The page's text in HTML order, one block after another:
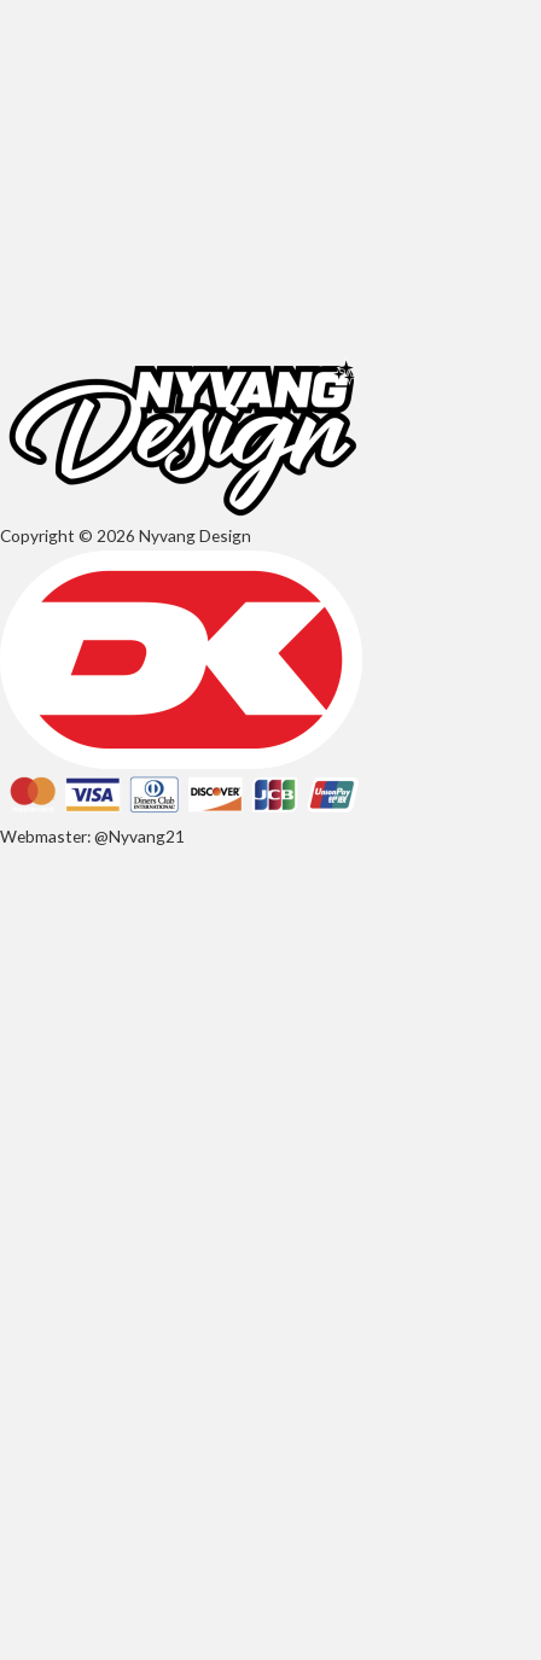
Copyright © 2026 Nyvang Design
Webmaster: @Nyvang21